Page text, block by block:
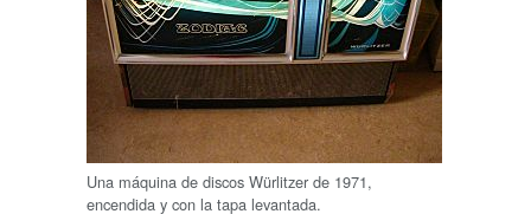
Una máquina de discos Würlitzer de 1971,
encendida y con la tapa levantada.